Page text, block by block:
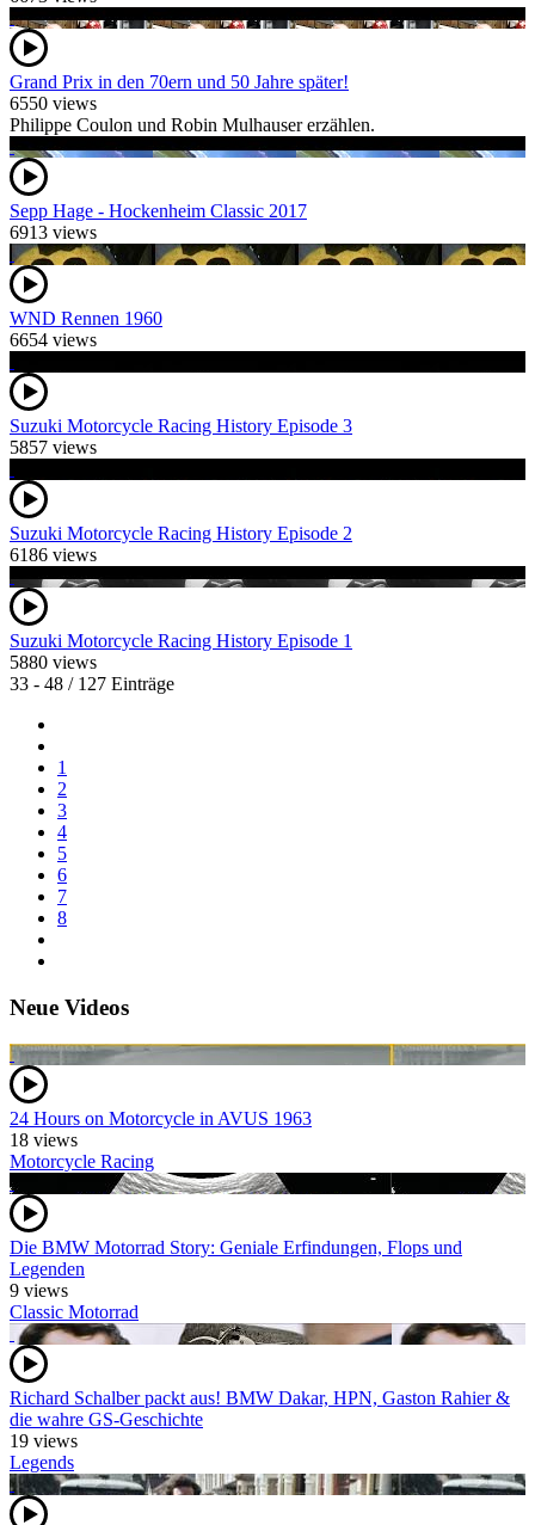
Grand Prix in den 70ern und 50 Jahre später!
6550 views
Philippe Coulon und Robin Mulhauser erzählen.
Sepp Hage - Hockenheim Classic 2017
6913 views
WND Rennen 1960
6654 views
Suzuki Motorcycle Racing History Episode 3
5857 views
Suzuki Motorcycle Racing History Episode 2
6186 views
Suzuki Motorcycle Racing History Episode 1
5880 views
33 - 48 / 127 Einträge
1
2
3
4
5
6
7
8
Neue Videos
24 Hours on Motorcycle in AVUS 1963
18 views
Motorcycle Racing
Die BMW Motorrad Story: Geniale Erfindungen, Flops und
Legenden
9 views
Classic Motorrad
Richard Schalber packt aus! BMW Dakar, HPN, Gaston Rahier &
die wahre GS-Geschichte
19 views
Legends